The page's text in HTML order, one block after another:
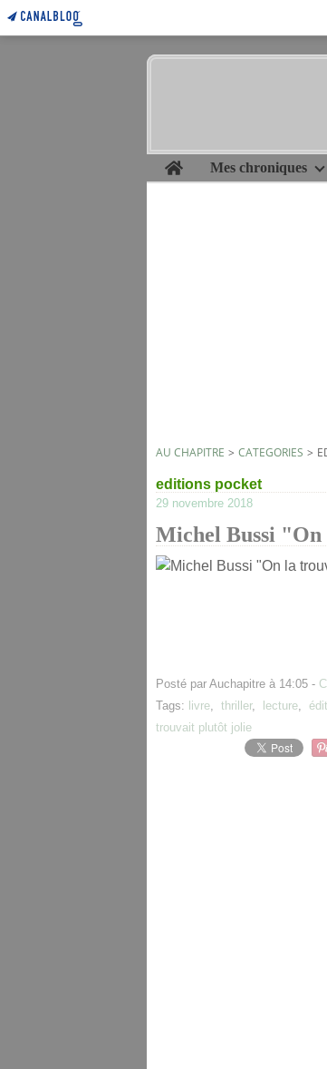
Home Mes chroniques
AU CHAPITRE > CATEGORIES >
editions pocket
29 novembre 2018
Michel Bussi
Posté par Auchapitre à 14:05 -
Tags: livre, thriller, lecture,
trouvait plutôt jolie